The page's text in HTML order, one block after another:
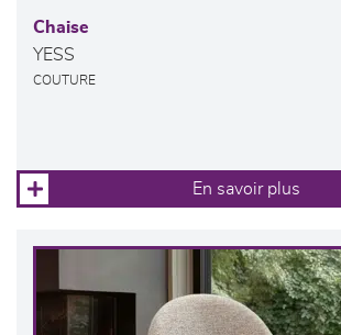
Chaise
YESS
COUTURE
En savoir plus